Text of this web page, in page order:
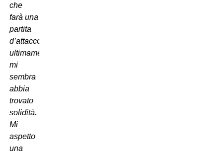
che
farà una
partita
d’attacco,
ultimamente
mi
sembra
abbia
trovato
solidità.
Mi
aspetto
una